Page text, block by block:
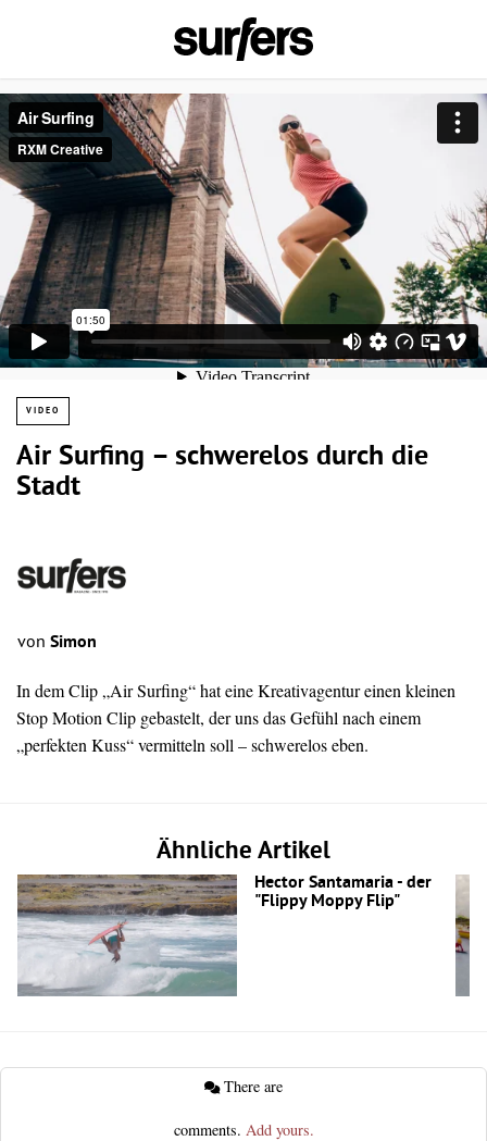
VIDEO
Air Surfing – schwerelos durch die
Stadt
von Simon
In dem Clip „Air Surfing“ hat eine Kreativagentur einen kleinen
Stop Motion Clip gebastelt, der uns das Gefühl nach einem
„perfekten Kuss“ vermitteln soll – schwerelos eben.
Ähnliche Artikel
Hector Santamaria - der
"Flippy Moppy Flip"
comments. Add yours.